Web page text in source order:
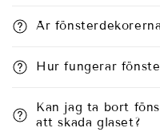
Är
Hur fungerar
Kan jag ta bort
att skada glaset?